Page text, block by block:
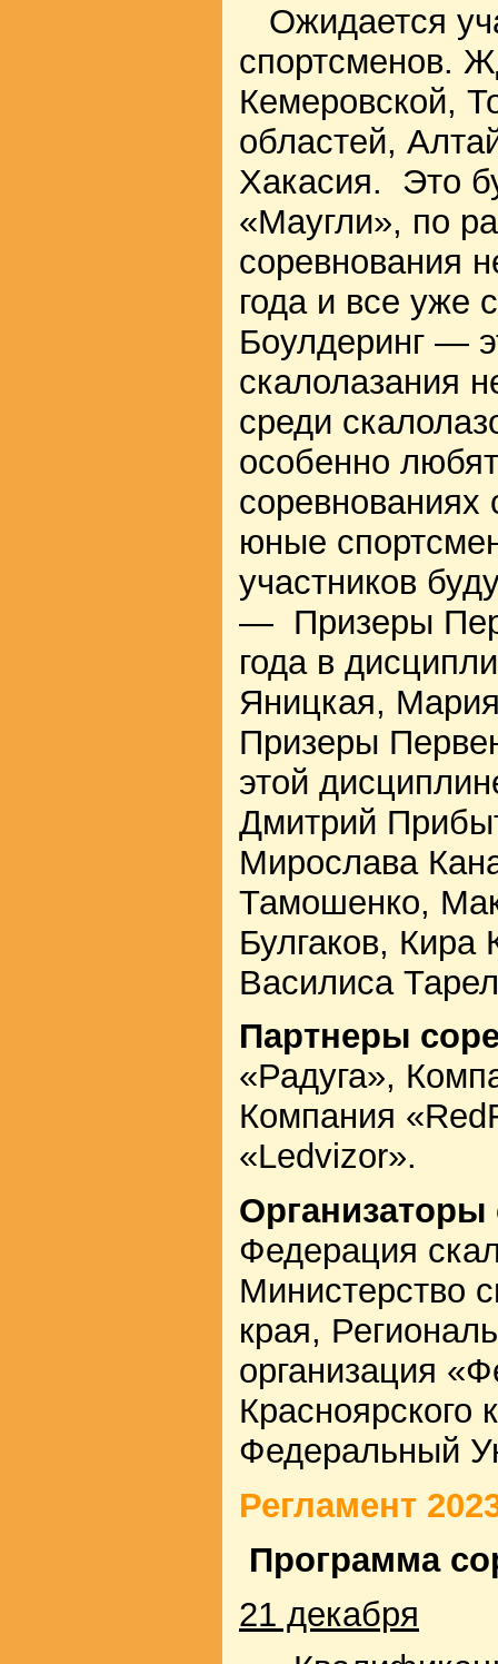
Ожидается
спортсменов.
Кемеровской,
областей,
Хакасия. Это
«Маугли», по
соревнования
года и все уже
Боулдеринг —
скалолазания
среди
особенно
соревнованиях
юные
участников
— Призеры
года в
Яницкая,
Призеры
этой
Дмитрий
Мирослава
Тамошенко,
Булгаков, Кира
Василиса
Партнеры
«Радуга»,
Компания
«Ledvizor».
Федерация
Министерство
края,
организация
Красноярского
Федеральный
Регламент
Программа
21 декабря